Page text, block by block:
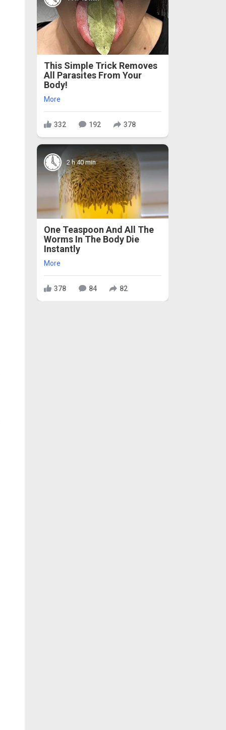
This Simple Trick Removes
All Parasites From Your
Body!
More
332 192 378
2 h 40 min
One Teaspoon And All The
Worms In The Body Die
Instantly
More
378 84 82